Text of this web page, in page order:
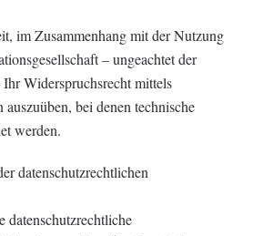
im Zusammenhang mit der Nutzung
– ungeachtet der
Widerspruchsrecht mittels
bei denen technische
werden.
datenschutzrechtlichen
datenschutzrechtliche